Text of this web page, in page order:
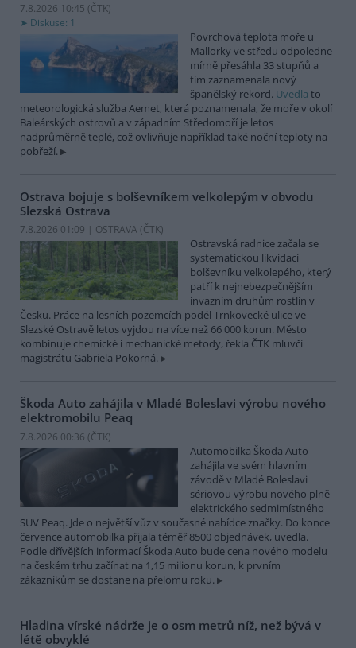
7.8.2026 10:45 (ČTK)
Diskuse: 1
Povrchová teplota moře u
Mallorky ve středu odpoledne
mírně přesáhla 33 stupňů a
tím zaznamenala nový
španělský rekord. Uvedla to
meteorologická služba Aemet, která poznamenala, že moře v okolí
Baleárských ostrovů a v západním Středomoří je letos
nadprůměrně teplé, což ovlivňuje například také noční teploty na
pobřeží.
Ostrava bojuje s bolševníkem velkolepým v obvodu
Slezská Ostrava
7.8.2026 01:09 | OSTRAVA (ČTK)
Ostravská radnice začala se
systematickou likvidací
bolševníku velkolepého, který
patří k nejnebezpečnějším
invazním druhům rostlin v
Česku. Práce na lesních pozemcích podél Trnkovecké ulice ve
Slezské Ostravě letos vyjdou na více než 66 000 korun. Město
kombinuje chemické i mechanické metody, řekla ČTK mluvčí
magistrátu Gabriela Pokorná.
Škoda Auto zahájila v Mladé Boleslavi výrobu nového
elektromobilu Peaq
7.8.2026 00:36 (ČTK)
Automobilka Škoda Auto
zahájila ve svém hlavním
závodě v Mladé Boleslavi
sériovou výrobu nového plně
elektrického sedmimístného
SUV Peaq. Jde o největší vůz v současné nabídce značky. Do konce
července automobilka přijala téměř 8500 objednávek, uvedla.
Podle dřívějších informací Škoda Auto bude cena nového modelu
na českém trhu začínat na 1,15 milionu korun, k prvním
zákazníkům se dostane na přelomu roku.
Hladina vírské nádrže je o osm metrů níž, než bývá v
létě obvyklé